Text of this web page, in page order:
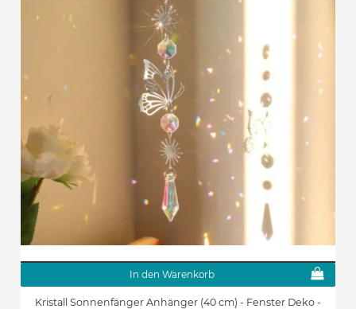
In den Warenkorb
Kristall Sonnenfänger Anhänger (40 cm) - Fenster Deko -